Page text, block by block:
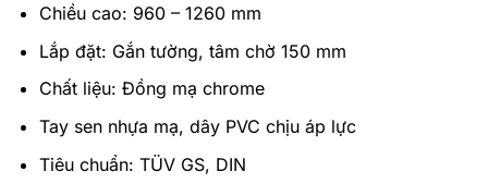
Chiều cao: 960 – 1260 mm
Lắp đặt: Gắn tường, tâm chờ 150 mm
Chất liệu: Đồng mạ chrome
Tay sen nhựa mạ, dây PVC chịu áp lực
Tiêu chuẩn: TÜV GS, DIN